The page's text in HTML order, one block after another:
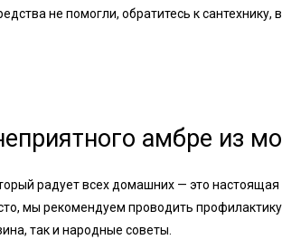
не помогли, обратитесь к
амбре из
радует всех домашних — это
мы рекомендуем проводить
так и народные советы.